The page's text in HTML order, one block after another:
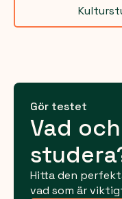
Gör testet
Vad
Hitta den
vad som är